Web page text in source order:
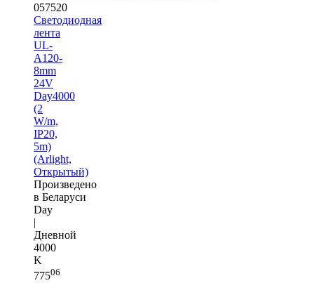
057520
Светодиодная
лента
UL-
A120-
8mm
24V
Day4000
(2
W/m,
IP20,
5m)
(Arlight,
Открытый)
Произведено
в Беларуси
Day
|
Дневной
4000
K
77506